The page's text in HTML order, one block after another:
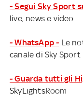
- Segui Sky Sport
live, news e video
- WhatsApp - Le
canale di Sky Sport
- Guarda tutti gli
SkyLightsRoom